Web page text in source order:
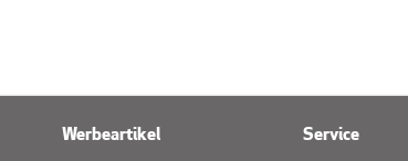
Werbeartikel Service